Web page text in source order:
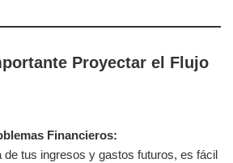
Proyectar el Flujo
Financieros:
de tus ingresos y gastos futuros, es fácil